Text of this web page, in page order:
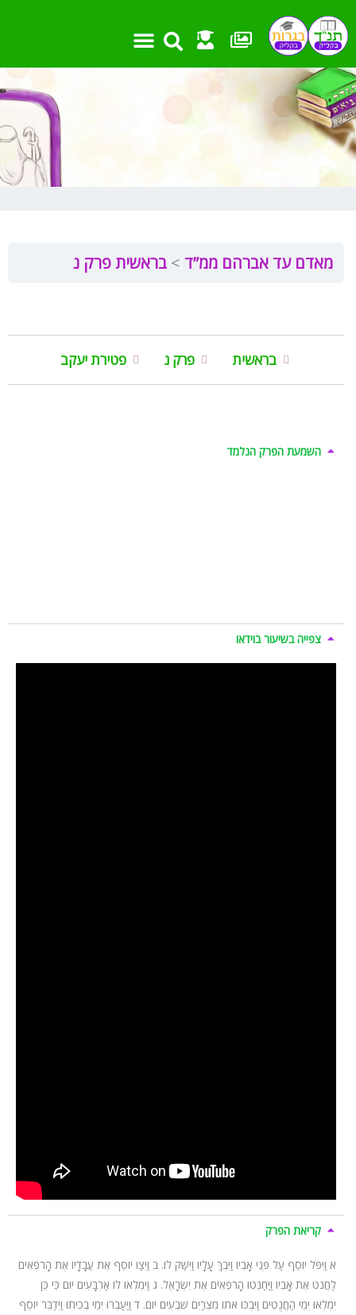
לתוכן
מאדם עד אברהם ממ”ד בראשית פרק נ
בראשית פרק נ פטירת יעקב
השמעת הפרק הנלמד
צפייה בשיעור בוידאו
קריאת הפרק
א וַיִּפֹּל יוֹסֵף עַל פְּנֵי אָבִיו וַיֵּבְךְּ עָלָיו וַיִּשַּׁק לוֹ. ב וַיְצַו יוֹסֵף אֶת עֲבָדָיו אֶת הָרֹפְאִים
לַחֲנֹט אֶת אָבִיו וַיַּחַנְטוּ הָרֹפְאִים אֶת יִשְׂרָאֵל. ג וַיִּמְלְאוּ לוֹ אַרְבָּעִים יוֹם כִּי כֵּן
יִמְלְאוּ יְמֵי הַחֲנֻטִים וַיִּבְכּוּ אֹתוֹ מִצְרַיִם שִׁבְעִים יוֹם. ד וַיַּעַבְרוּ יְמֵי בְכִיתוֹ וַיְדַבֵּר יוֹסֵף